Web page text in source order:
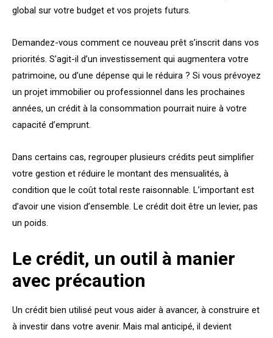
global sur votre budget et vos projets futurs.
Demandez-vous comment ce nouveau prêt s’inscrit dans vos
priorités. S’agit-il d’un investissement qui augmentera votre
patrimoine, ou d’une dépense qui le réduira ? Si vous prévoyez
un projet immobilier ou professionnel dans les prochaines
années, un crédit à la consommation pourrait nuire à votre
capacité d’emprunt.
Dans certains cas, regrouper plusieurs crédits peut simplifier
votre gestion et réduire le montant des mensualités, à
condition que le coût total reste raisonnable. L’important est
d’avoir une vision d’ensemble. Le crédit doit être un levier, pas
un poids.
Le crédit, un outil à manier
avec précaution
Un crédit bien utilisé peut vous aider à avancer, à construire et
à investir dans votre avenir. Mais mal anticipé, il devient